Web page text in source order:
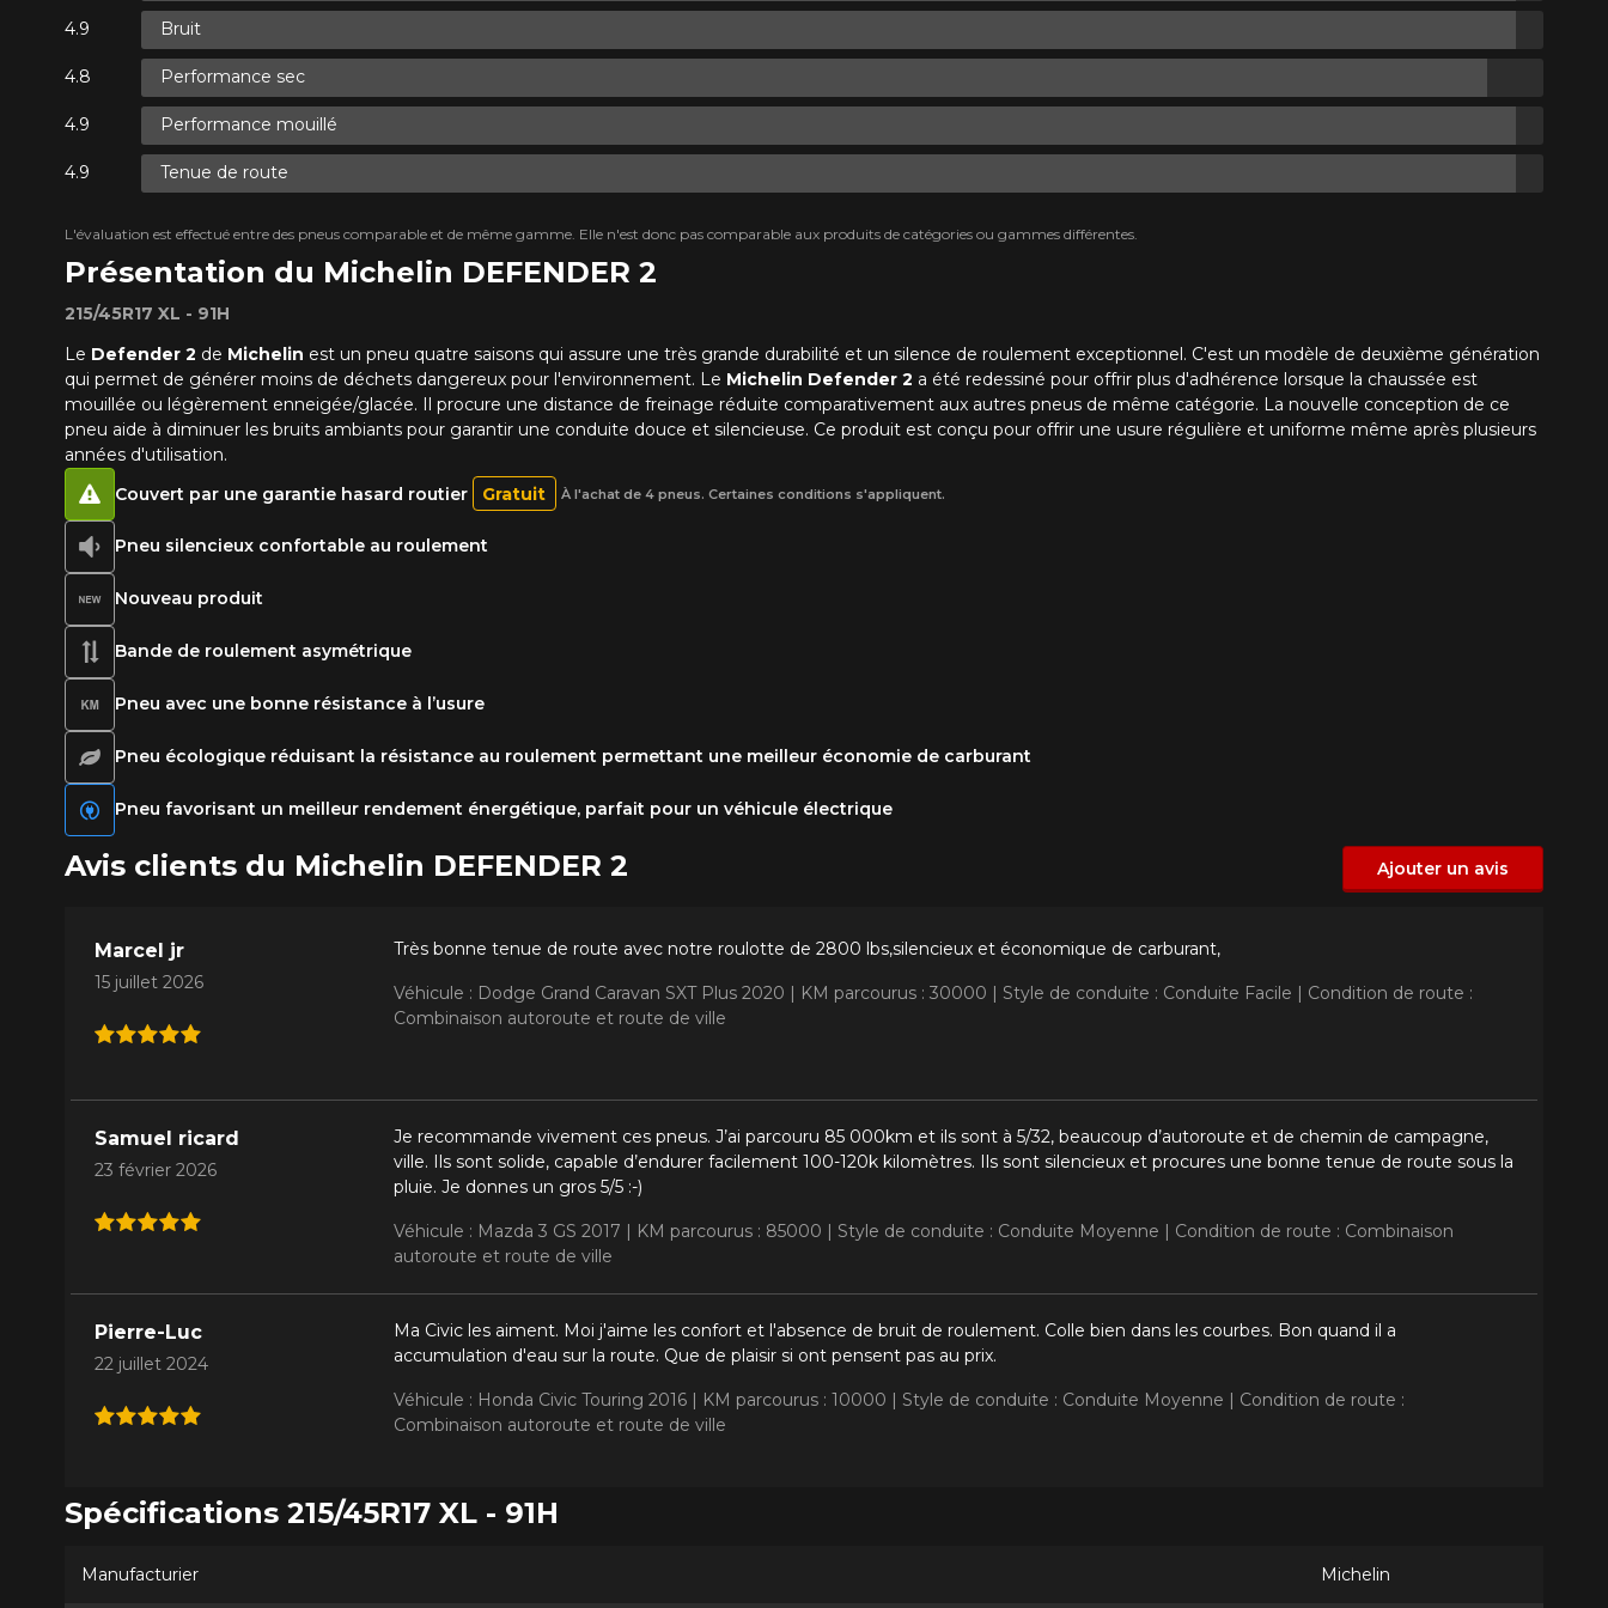
Présentation du Michelin DEFENDER 2
215/45R17 XL - 91H
Le Defender 2 de Michelin est un pneu quatre saisons qui assure une très grande durabilité et un silence de roulement exceptionnel. C'est un modèle de deuxième génération
qui permet de générer moins de déchets dangereux pour l'environnement. Le Michelin Defender 2 a été redessiné pour offrir plus d'adhérence lorsque la chaussée est
mouillée ou légèrement enneigée/glacée. Il procure une distance de freinage réduite comparativement aux autres pneus de même catégorie. La nouvelle conception de ce
pneu aide à diminuer les bruits ambiants pour garantir une conduite douce et silencieuse. Ce produit est conçu pour offrir une usure régulière et uniforme même après plusieurs
années d'utilisation.
Bruit
Performance sec
Performance mouillé
Tenue de route
L'évaluation est effectué entre des pneus comparable et de même gamme. Elle n'est donc pas comparable aux produits de catégories ou gammes différentes.
Pneu silencieux confortable au roulement
Nouveau produit
Bande de roulement asymétrique
Pneu avec une bonne résistance à l’usure
Pneu écologique réduisant la résistance au roulement permettant une meilleur économie de carburant
Couvert par une garantie hasard routier Gratuit À l'achat de 4 pneus. Certaines conditions s'appliquent.
Pneu favorisant un meilleur rendement énergétique, parfait pour un véhicule électrique
Avis clients du Michelin DEFENDER 2 Ajouter un avis
Marcel jr
15 juillet 2026
Très bonne tenue de route avec notre roulotte de 2800 lbs,silencieux et économique de carburant,
Véhicule : Dodge Grand Caravan SXT Plus 2020 | KM parcourus : 30000 | Style de conduite : Conduite Facile | Condition de route :
Combinaison autoroute et route de ville
Samuel ricard
23 février 2026
Je recommande vivement ces pneus. J’ai parcouru 85 000km et ils sont à 5/32, beaucoup d’autoroute et de chemin de campagne,
ville. Ils sont solide, capable d’endurer facilement 100-120k kilomètres. Ils sont silencieux et procures une bonne tenue de route sous la
pluie. Je donnes un gros 5/5 :-)
Véhicule : Mazda 3 GS 2017 | KM parcourus : 85000 | Style de conduite : Conduite Moyenne | Condition de route : Combinaison
autoroute et route de ville
Pierre-Luc
22 juillet 2024
Ma Civic les aiment. Moi j'aime les confort et l'absence de bruit de roulement. Colle bien dans les courbes. Bon quand il a
accumulation d'eau sur la route. Que de plaisir si ont pensent pas au prix.
Véhicule : Honda Civic Touring 2016 | KM parcourus : 10000 | Style de conduite : Conduite Moyenne | Condition de route :
Combinaison autoroute et route de ville
Spécifications 215/45R17 XL - 91H
Manufacturier Michelin